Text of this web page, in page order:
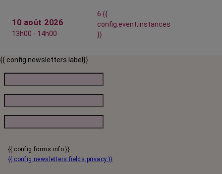
10 août 2026
13h00 - 14h00
6 {{
config.event.instances
}}
{{ config.newsletters.label}}
{{ config.forms.info }}
{{ config.newsletters.fields.privacy }}